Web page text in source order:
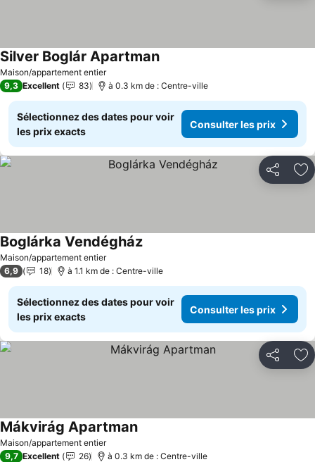
Maison/appartement entier
Silver Boglár ApartmanConsulter les prix
9,3 Excellent 83 à 0.3 km de : Centre-ville
Sélectionnez des dates pour voir
les prix exacts
Consulter les prix
Partager
Maison/appartement entier
Boglárka VendégházConsulter les prix
6,9 18 à 1.1 km de : Centre-ville
Sélectionnez des dates pour voir
les prix exacts
Consulter les prix
Partager
Maison/appartement entier
Mákvirág ApartmanConsulter les prix
9,7 Excellent 26 à 0.3 km de : Centre-ville